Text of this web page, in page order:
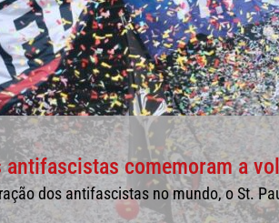
antifascistas comemoram a
dos antifascistas no mundo, o St.